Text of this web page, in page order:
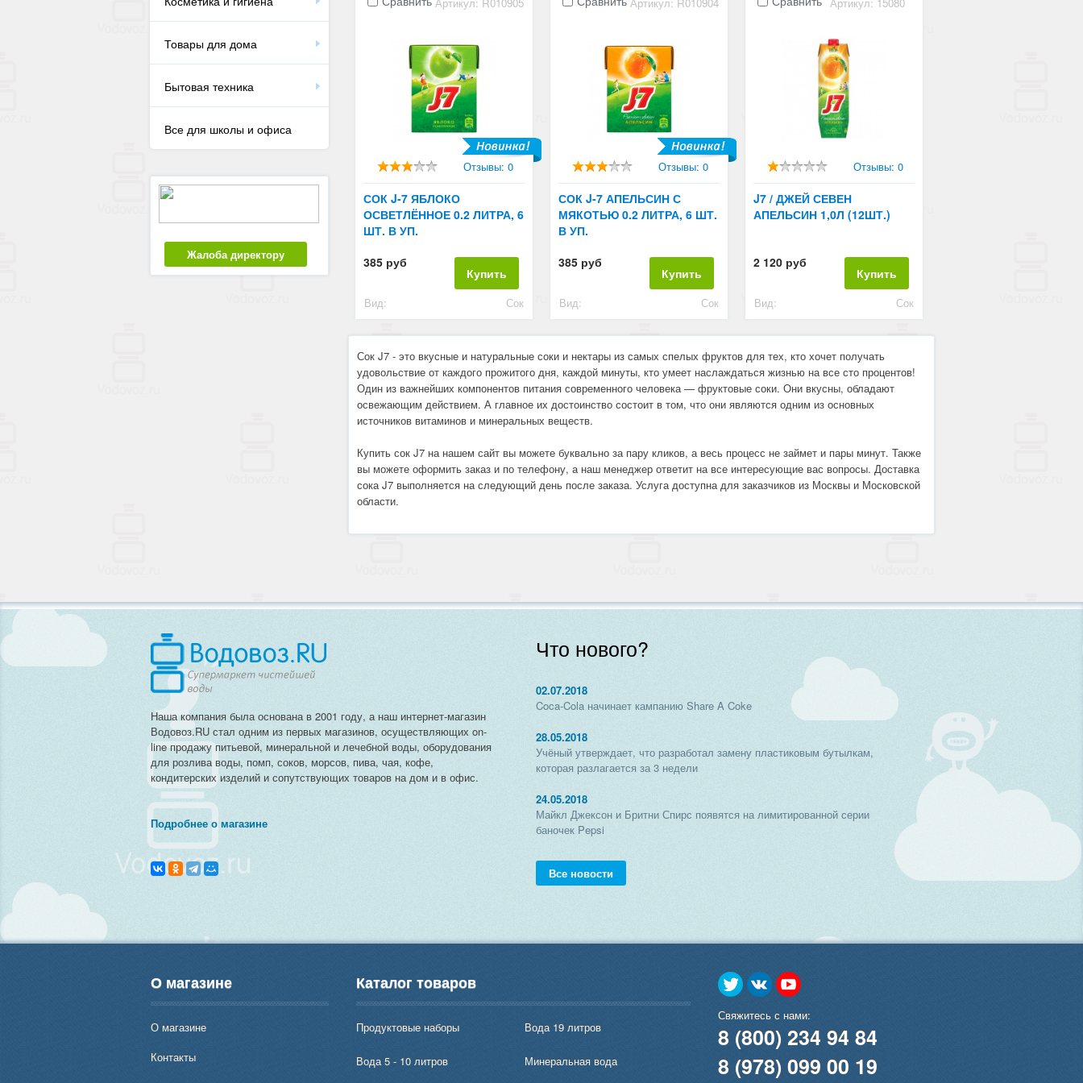
Товары для дома
Бытовая техника
Все для школы и офиса
Жалоба директору
Отзывы: 0
СОК J-7 ЯБЛОКО
ОСВЕТЛЁННОЕ 0.2 ЛИТРА, 6
ШТ. В УП.
385 руб
Купить
Вид: Сок
Отзывы: 0
СОК J-7 АПЕЛЬСИН С
МЯКОТЬЮ 0.2 ЛИТРА, 6 ШТ.
В УП.
385 руб
Купить
Вид: Сок
Отзывы: 0
J7 / ДЖЕЙ СЕВЕН
АПЕЛЬСИН 1,0Л (12ШТ.)
2 120 руб
Купить
Вид: Сок
Сок J7 - это вкусные и натуральные соки и нектары из самых спелых фруктов для тех, кто хочет получать
удовольствие от каждого прожитого дня, каждой минуты, кто умеет наслаждаться жизнью на все сто процентов!
Один из важнейших компонентов питания современного человека — фруктовые соки. Они вкусны, обладают
освежающим действием. А главное их достоинство состоит в том, что они являются одним из основных
источников витаминов и минеральных веществ.
Купить сок J7 на нашем сайт вы можете буквально за пару кликов, а весь процесс не займет и пары минут. Также
вы можете оформить заказ и по телефону, а наш менеджер ответит на все интересующие вас вопросы. Доставка
сока J7 выполняется на следующий день после заказа. Услуга доступна для заказчиков из Москвы и Московской
области.
Наша компания была основана в 2001 году, а наш интернет-магазин
Водовоз.RU стал одним из первых магазинов, осуществляющих on-
line продажу питьевой, минеральной и лечебной воды, оборудования
для розлива воды, помп, соков, морсов, пива, чая, кофе,
кондитерских изделий и сопутствующих товаров на дом и в офис.
Подробнее о магазине
Что нового?
02.07.2018
Coca-Cola начинает кампанию Share A Coke
28.05.2018
Учёный утверждает, что разработал замену пластиковым бутылкам,
которая разлагается за 3 недели
24.05.2018
Майкл Джексон и Бритни Спирс появятся на лимитированной серии
баночек Pepsi
Все новости
О магазине
О магазине
Контакты
Каталог товаров
Продуктовые наборы Вода 19 литров
Вода 5 - 10 литров Минеральная вода
Свяжитесь с нами:
8 (800) 234 94 84
8 (978) 099 00 19